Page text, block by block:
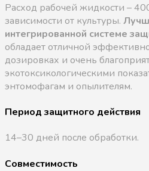
Расход рабочей жидкости –
зависимости от культуры.
интегрированной системе
обладает отличной
дозировках и очень
экотоксикологическими
энтомофагам и опылителям.
Период защитного действия
14–30 дней после обработки.
Совместимость